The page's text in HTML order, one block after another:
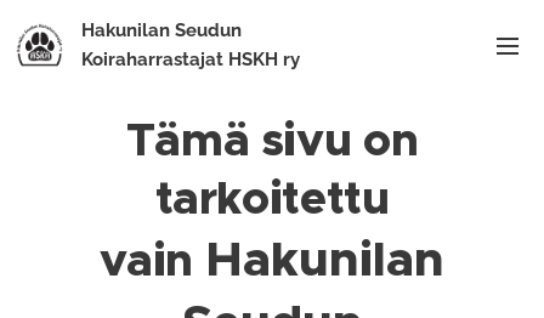
Hakunilan Seudun
Koiraharrastajat HSKH ry
Tämä sivu on
tarkoitettu
vain Hakunilan